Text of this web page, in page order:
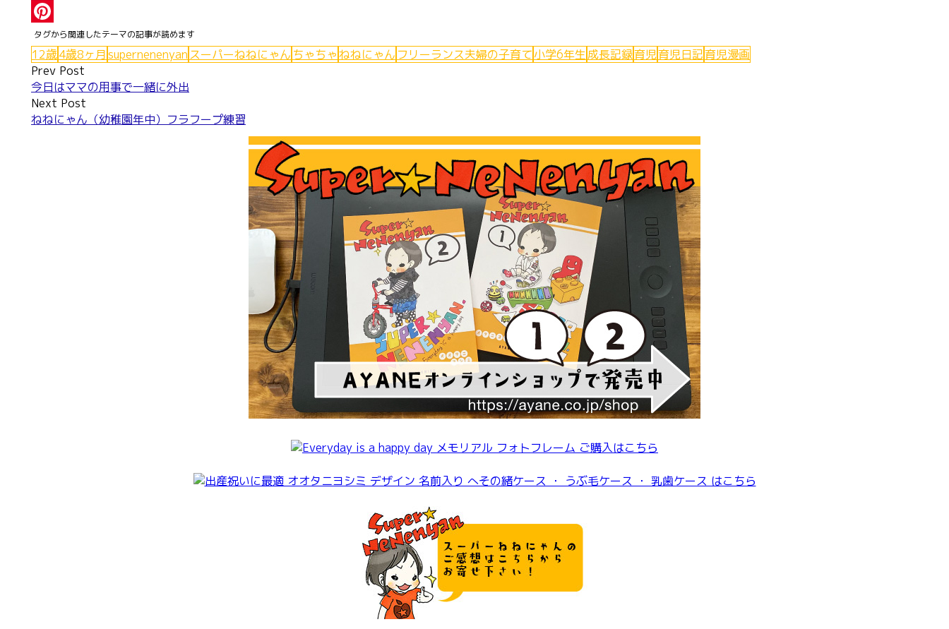
Tumblr
Pinterest
12歳4歳8ヶ月supernenenyanスーパーねねにゃん ちゃちゃねねにゃん フリーランス夫婦の子育て小学6年生成長記録育児育児日記育児漫画
Post
navigation
Prev Post
今日はママの用事で一緒に外出
Next Post
ねねにゃん（幼稚園年中）フラフープ練習